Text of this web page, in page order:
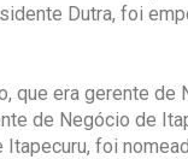
Dutra, foi
que era gerente de
de Negócio de
foi